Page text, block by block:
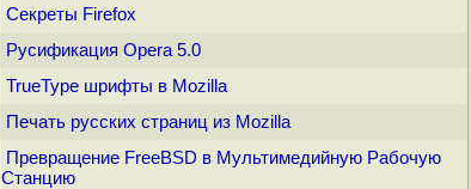
Секреты Firefox
Русификация Opera 5.0
TrueType шрифты в Mozilla
Печать русских страниц из Mozilla
Превращение FreeBSD в Мультимедийную Рабочую
Станцию